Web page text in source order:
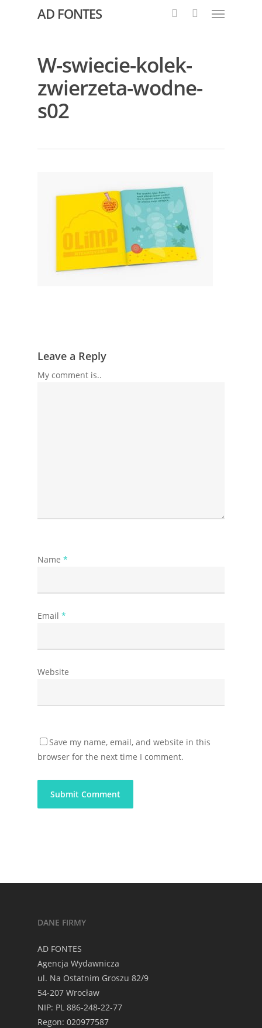
AD FONTES
W-swiecie-kolek-
zwierzeta-wodne-
s02
Leave a Reply
My comment is..
Name *
Email *
Website
Save my name, email, and website in this
browser for the next time I comment.
DANE FIRMY
AD FONTES
Agencja Wydawnicza
ul. Na Ostatnim Groszu 82/9
54-207 Wrocław
NIP: PL 886-248-22-77
Regon: 020977587